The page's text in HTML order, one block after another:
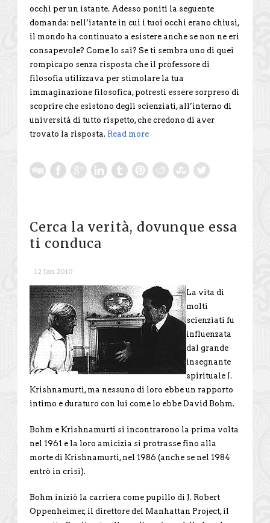
occhi per un istante. Adesso poniti la seguente
domanda: nell’istante in cui i tuoi occhi erano chiusi,
il mondo ha continuato a esistere anche se non ne eri
consapevole? Come lo sai? Se ti sembra uno di quei
rompicapo senza risposta che il professore di
filosofia utilizzava per stimolare la tua
immaginazione filosofica, potresti essere sorpreso di
scoprire che esistono degli scienziati, all’interno di
università di tutto rispetto, che credono di aver
trovato la risposta. Read more
Cerca la verità, dovunque essa
ti conduca
12 Jan 2010
La vita di
molti
scienziati fu
influenzata
dal grande
insegnante
spirituale J.
Krishnamurti, ma nessuno di loro ebbe un rapporto
intimo e duraturo con lui come lo ebbe David Bohm.
Bohm e Krishnamurti si incontrarono la prima volta
nel 1961 e la loro amicizia si protrasse fino alla
morte di Krishnamurti, nel 1986 (anche se nel 1984
entrò in crisi).
Bohm iniziò la carriera come pupillo di J. Robert
Oppenheimer, il direttore del Manhattan Project, il